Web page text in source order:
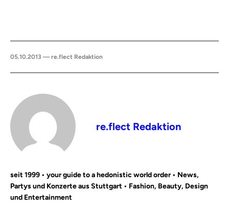
05.10.2013 — re.flect Redaktion
re.flect Redaktion
seit 1999 • your guide to a hedonistic world order • News,
Partys und Konzerte aus Stuttgart • Fashion, Beauty, Design
und Entertainment